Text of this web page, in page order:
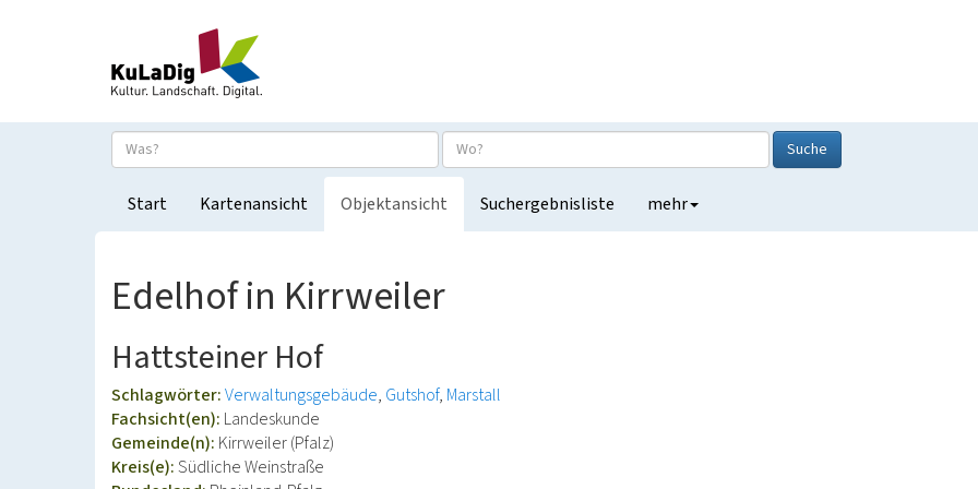
Suche
Start Kartenansicht Objektansicht Suchergebnisliste mehr
Edelhof in Kirrweiler
Hattsteiner Hof
Schlagwörter:Verwaltungsgebäude Gutshof Marstall
Fachsicht(en): Landeskunde
Gemeinde(n): Kirrweiler (Pfalz)
Kreis(e):Südliche Weinstraße